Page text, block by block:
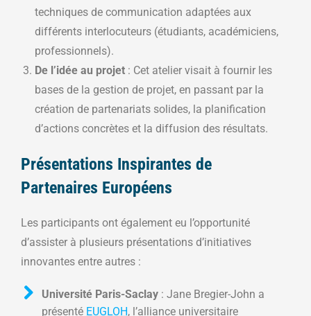
techniques de communication adaptées aux
différents interlocuteurs (étudiants, académiciens,
professionnels).
De l’idée au projet : Cet atelier visait à fournir les
bases de la gestion de projet, en passant par la
création de partenariats solides, la planification
d’actions concrètes et la diffusion des résultats.
Présentations Inspirantes de
Partenaires Européens
Les participants ont également eu l’opportunité
d’assister à plusieurs présentations d’initiatives
innovantes entre autres :
Université Paris-Saclay : Jane Bregier-John a
présenté EUGLOH, l’alliance universitaire